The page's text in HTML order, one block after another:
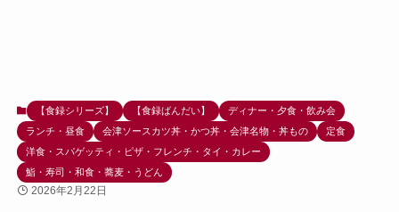
【食録シリーズ】 【食録ばんだい】
ディナー・夕食・飲み会
ランチ・昼食
会津ソースカツ丼・かつ丼・会津名物・丼もの
定食
洋食・スパゲッティ・ピザ・フレンチ・タイ・カレー
鮨・寿司・和食・蕎麦・うどん
2026年2月22日